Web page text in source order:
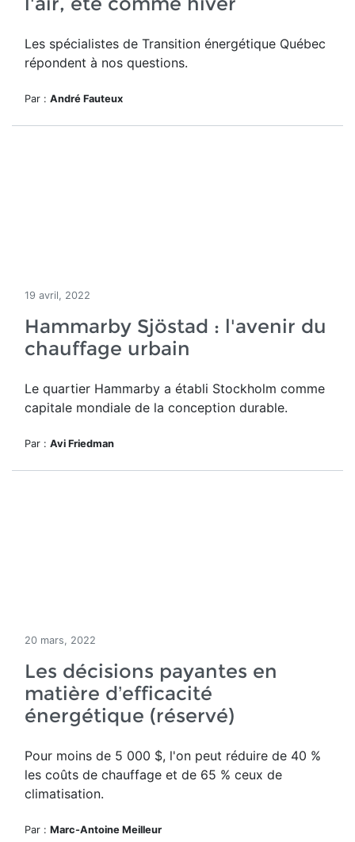
Les spécialistes de Transition énergétique Québec
répondent à nos questions.
Par : André Fauteux
19 avril, 2022
Hammarby Sjöstad : l'avenir du
chauffage urbain
Le quartier Hammarby a établi Stockholm comme
capitale mondiale de la conception durable.
Par : Avi Friedman
20 mars, 2022
Les décisions payantes en
matière d’efficacité
énergétique (réservé)
Pour moins de 5 000 $, l'on peut réduire de 40 %
les coûts de chauffage et de 65 % ceux de
climatisation.
Par : Marc-Antoine Meilleur